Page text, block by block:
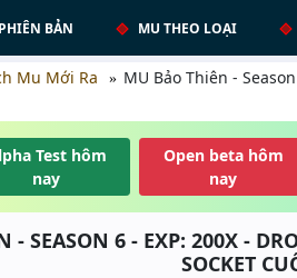
BẢN MU THEO LOẠI
Mu Mới Ra
MU Bảo Thiên -
Test hôm
nay
Open beta hôm
nay
- SEASON 6 - EXP: 200X -
SOCKET